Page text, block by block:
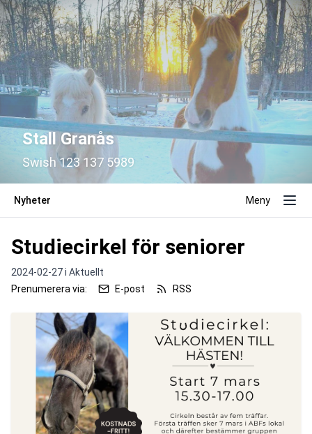
Stall Granås
Swish 123 137 5989
Nyheter Meny
Studiecirkel för seniorer
2024-02-27 i Aktuellt
Prenumerera via:
E-post RSS